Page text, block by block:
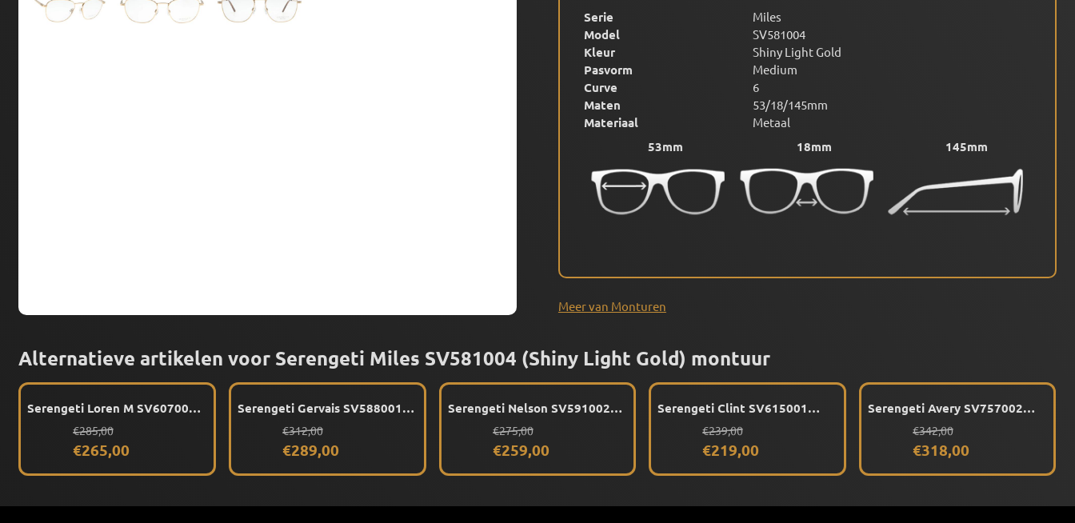
Serie Miles
Model SV581004
Kleur Shiny Light Gold
Pasvorm Medium
Curve 6
Maten 53/18/145mm
Materiaal Metaal
53mm 18mm 145mm
Meer van Monturen
Alternatieve artikelen voor Serengeti Miles SV581004 (Shiny Light Gold) montuur
Serengeti Loren M SV607002
Van 285,00 voor 265,00
€285,00
€265,00
Serengeti Gervais SV588001
Van 312,00 voor 289,00
€312,00
€289,00
Serengeti Nelson SV591002
Van 275,00 voor 259,00
€275,00
€259,00
Serengeti Clint SV615001
Van 239,00 voor 219,00
€239,00
€219,00
Serengeti Avery SV757002
Van 342,00 voor 318,00
€342,00
€318,00